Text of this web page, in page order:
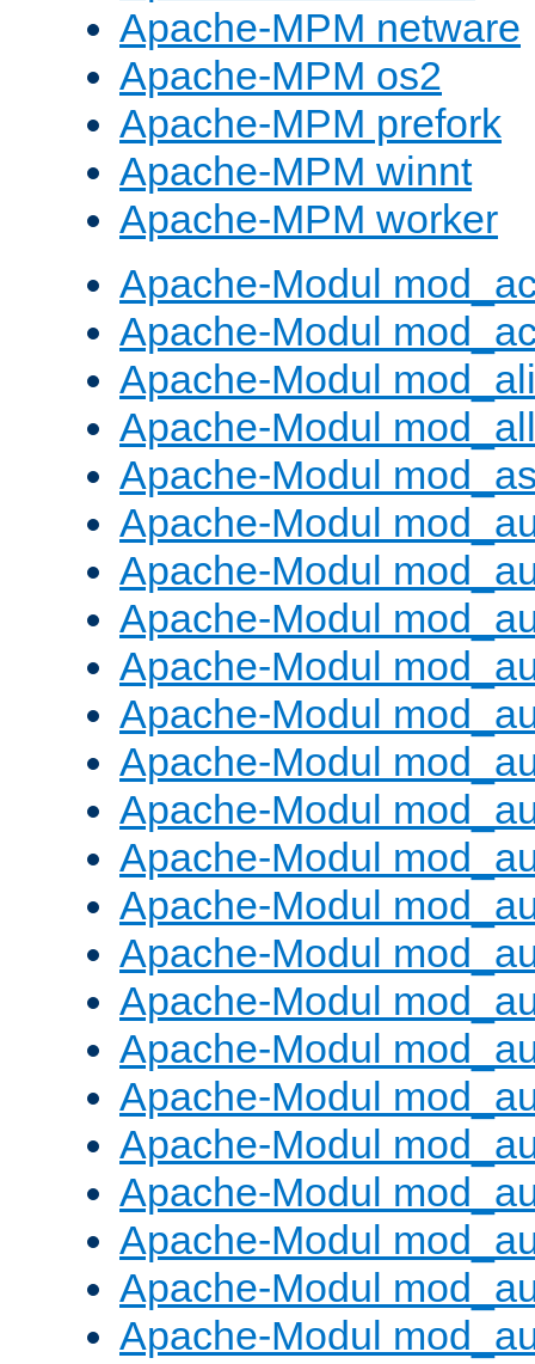
Apache-MPM netware
Apache-MPM os2
Apache-MPM prefork
Apache-MPM winnt
Apache-MPM worker
Apache-Modul
Apache-Modul
Apache-Modul
Apache-Modul
Apache-Modul
Apache-Modul
Apache-Modul
Apache-Modul
Apache-Modul
Apache-Modul
Apache-Modul
Apache-Modul
Apache-Modul
Apache-Modul
Apache-Modul
Apache-Modul
Apache-Modul
Apache-Modul
Apache-Modul
Apache-Modul
Apache-Modul
Apache-Modul
Apache-Modul